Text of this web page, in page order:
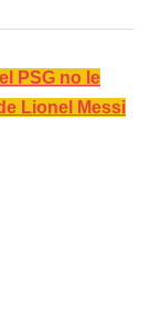
PSG no le
Lionel Messi